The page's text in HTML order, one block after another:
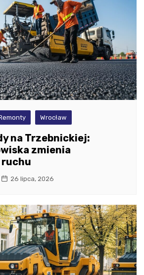
Wrocław
na Trzebnickiej:
zmienia
26 lipca, 2026